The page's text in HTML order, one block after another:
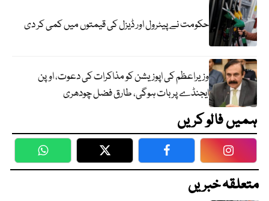
حکومت نے پیٹرول اور ڈیزل کی قیمتوں میں کمی کر دی
وزیراعظم کی اپوزیشن کو مذاکرات کی دعوت، اوپن
ایجنڈے پر بات ہوگی، طارق فضل چودھری
ہمیں فالو کریں
WhatsApp Twitter Facebook
متعلقہ خبریں